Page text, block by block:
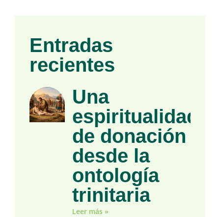
Entradas
recientes
Una
espiritualidad
de donación
desde la
ontología
trinitaria
Leer más »